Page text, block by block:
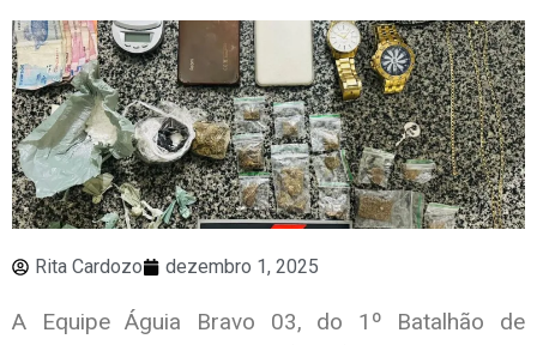
Rita Cardozo dezembro 1, 2025
A Equipe Águia Bravo 03, do 1º Batalhão de